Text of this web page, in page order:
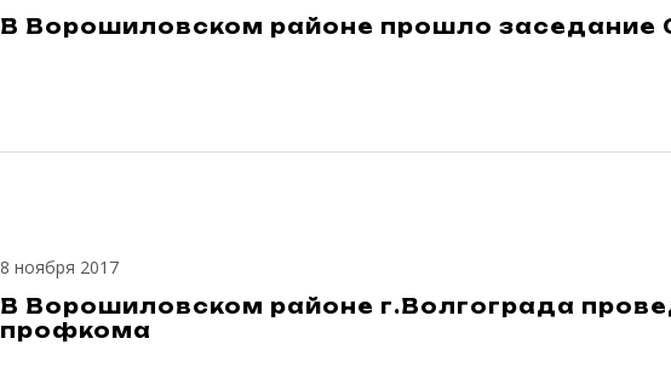
В Ворошиловском районе прошло заседание
8 ноября 2017
В Ворошиловском районе г.Волгограда
профкома